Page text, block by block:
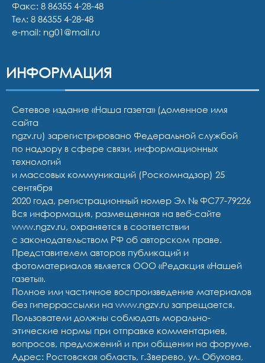
Факс: 8 86355 4-28-48
Тел: 8 86355 4-28-48
e-mail: ng01@mail.ru
ИНФОРМАЦИЯ
Сетевое издание «Наша газета» (доменное имя
сайта
ngzv.ru) зарегистрировано Федеральной службой
по надзору в сфере связи, информационных
технологий
и массовых коммуникаций (Роскомнадзор) 25
сентября
2020 года, регистрационный номер Эл № ФС77-79226
Вся информация, размещенная на веб-сайте
www.ngzv.ru, охраняется в соответствии
с законодательством РФ об авторском праве.
Представителем авторов публикаций и
фотоматериалов является ООО «Редакция «Нашей
газеты».
Полное или частичное воспроизведение материалов
без гиперрассылки на www.ngzv.ru запрещается.
Пользователи должны соблюдать морально-
этические нормы при отправке комментариев,
вопросов, предложений и при общении на форуме.
Адрес: Ростовская область, г.Зверево, ул. Обухова,